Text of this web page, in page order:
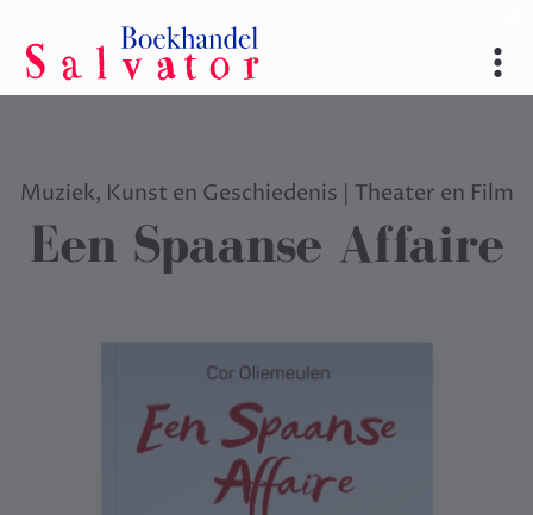
Muziek, Kunst en Geschiedenis | Theater en Film
Een Spaanse Affaire